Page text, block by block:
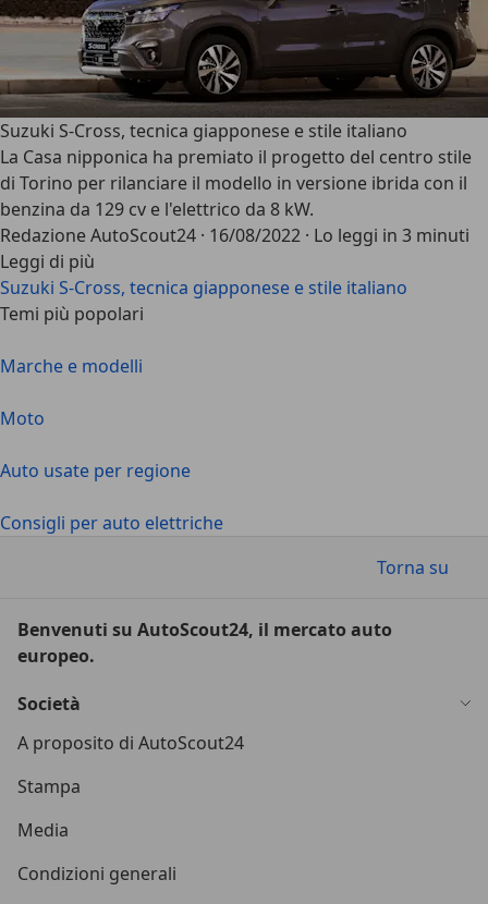
Suzuki S-Cross, tecnica giapponese e stile italiano
La Casa nipponica ha premiato il progetto del centro stile
di Torino per rilanciare il modello in versione ibrida con il
benzina da 129 cv e l'elettrico da 8 kW.
Redazione AutoScout24 · 16/08/2022 · Lo leggi in 3 minuti
Leggi di più
Suzuki S-Cross, tecnica giapponese e stile italiano
Temi più popolari
Marche e modelli
Moto
Auto usate per regione
Consigli per auto elettriche
Torna su
Benvenuti su AutoScout24, il mercato auto
europeo.
Società
A proposito di AutoScout24
Stampa
Media
Condizioni generali